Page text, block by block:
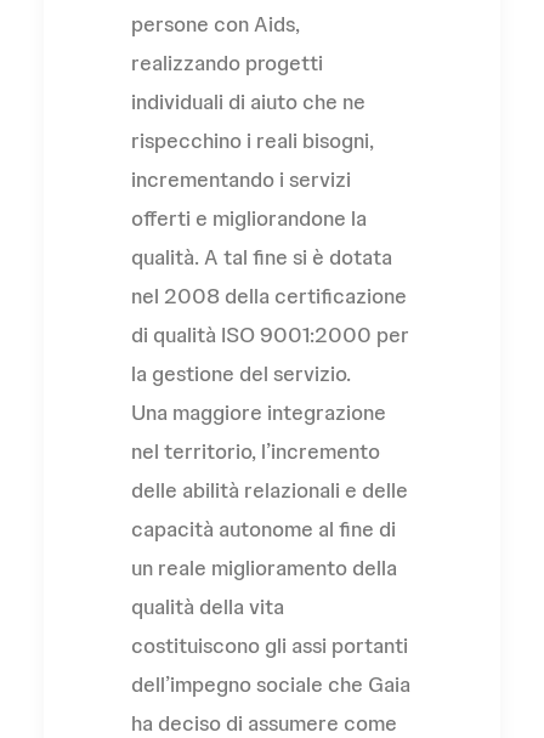
persone con Aids,
realizzando progetti
individuali di aiuto che ne
rispecchino i reali bisogni,
incrementando i servizi
offerti e migliorandone la
qualità. A tal fine si è dotata
nel 2008 della certificazione
di qualità ISO 9001:2000 per
la gestione del servizio.
Una maggiore integrazione
nel territorio, l’incremento
delle abilità relazionali e delle
capacità autonome al fine di
un reale miglioramento della
qualità della vita
costituiscono gli assi portanti
dell’impegno sociale che Gaia
ha deciso di assumere come